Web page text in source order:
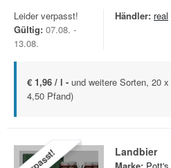
Leider verpasst!
Gültig: 07.08. -
13.08.
Händler: real
€ 1,96 / l - und weitere Sorten, 20
4,50 Pfand)
Landbier